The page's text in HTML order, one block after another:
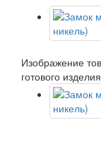
Изображение
готового